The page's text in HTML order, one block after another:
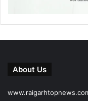
About Us
www.raigarhtopnews.com